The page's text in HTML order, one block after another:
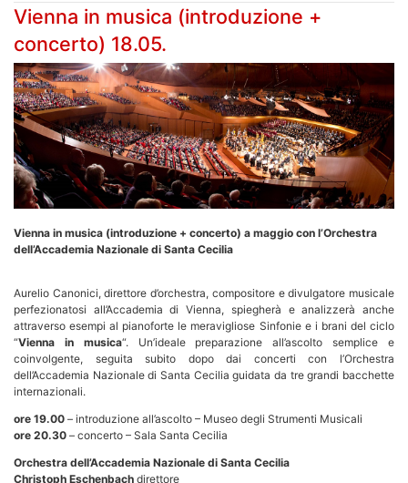
Vienna in musica (introduzione +
concerto) 18.05.
Vienna in musica (introduzione + concerto) a maggio con l’Orchestra
dell’Accademia Nazionale di Santa Cecilia
Aurelio Canonici, direttore d’orchestra, compositore e divulgatore musicale
perfezionatosi all’Accademia di Vienna, spiegherà e analizzerà anche
attraverso esempi al pianoforte le meravigliose Sinfonie e i brani del ciclo
“Vienna in musica“. Un’ideale preparazione all’ascolto semplice e
coinvolgente, seguita subito dopo dai concerti con l’Orchestra
dell’Accademia Nazionale di Santa Cecilia guidata da tre grandi bacchette
internazionali.
ore 19.00 – introduzione all’ascolto – Museo degli Strumenti Musicali
ore 20.30 – concerto – Sala Santa Cecilia
Orchestra dell’Accademia Nazionale di Santa Cecilia
Christoph Eschenbach direttore